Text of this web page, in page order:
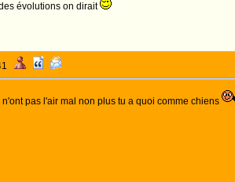
évolutions on dirait
pas l'air mal non plus tu a quoi comme chiens